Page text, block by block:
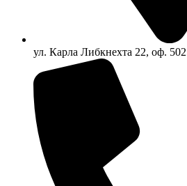
ул. Карла Либкнехта 22, оф.